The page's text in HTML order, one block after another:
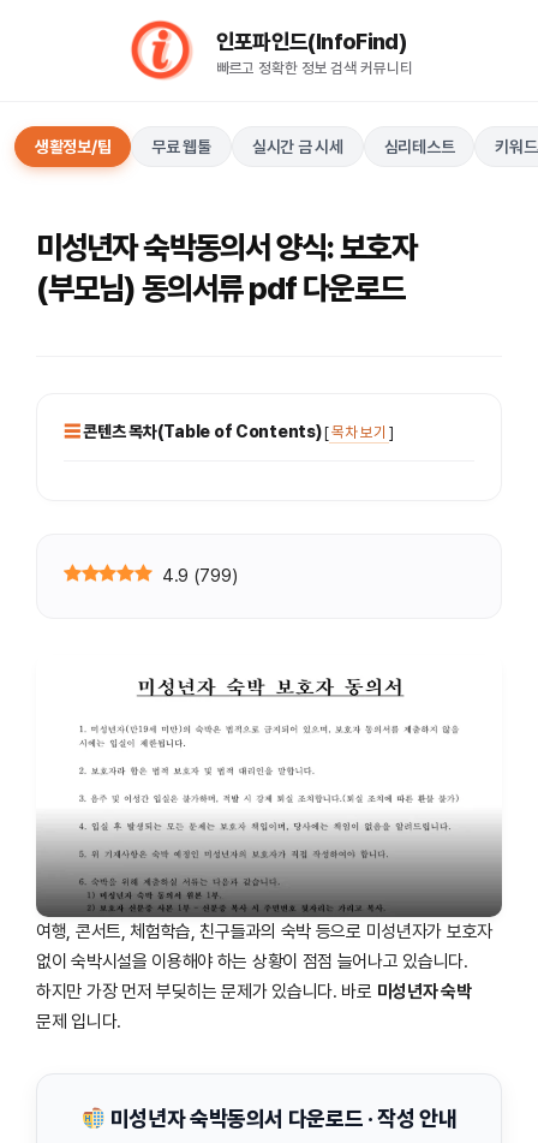
인포파인드(InfoFind)​​​​
빠르고 정확한 정보 검색 커뮤니티
생활정보/팁 무료 웹툴 실시간 금 시세 심리테스트 키워
미성년자 숙박동의서 양식: 보호자
(부모님) 동의서류 pdf 다운로드
콘텐츠 목차(Table of Contents)[목차 보기 ]
4.9 (799)
여행, 콘서트, 체험학습, 친구들과의 숙박 등으로 미성년자가 보호자
없이 숙박시설을 이용해야 하는 상황이 점점 늘어나고 있습니다.
하지만 가장 먼저 부딪히는 문제가 있습니다. 바로 미성년자 숙박
문제 입니다.
미성년자 숙박동의서 다운로드 · 작성 안내